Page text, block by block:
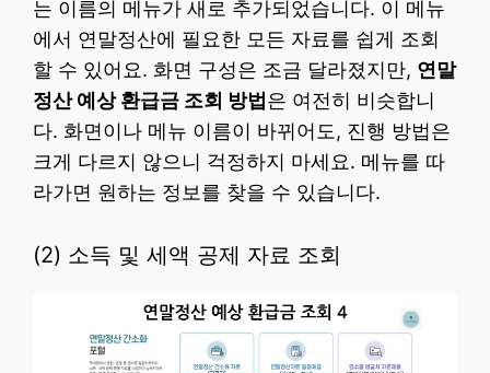
는 이름의 메뉴가 새로 추가되었습니다. 이 메뉴
에서 연말정산에 필요한 모든 자료를 쉽게 조회
할 수 있어요. 화면 구성은 조금 달라졌지만, 연말
정산 예상 환급금 조회 방법 은 여전히 비슷합니
다. 화면이나 메뉴 이름이 바뀌어도, 진행 방법은
크게 다르지 않으니 걱정하지 마세요. 메뉴를 따
라가면 원하는 정보를 찾을 수 있습니다.
(2) 소득 및 세액 공제 자료 조회